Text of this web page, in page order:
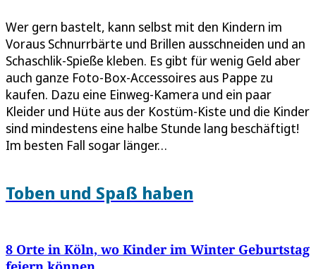
Wer gern bastelt, kann selbst mit den Kindern im
Voraus Schnurrbärte und Brillen ausschneiden und an
Schaschlik-Spieße kleben. Es gibt für wenig Geld aber
auch ganze Foto-Box-Accessoires aus Pappe zu
kaufen. Dazu eine Einweg-Kamera und ein paar
Kleider und Hüte aus der Kostüm-Kiste und die Kinder
sind mindestens eine halbe Stunde lang beschäftigt!
Im besten Fall sogar länger…
Toben und Spaß haben
8 Orte in Köln, wo Kinder im Winter Geburtstag